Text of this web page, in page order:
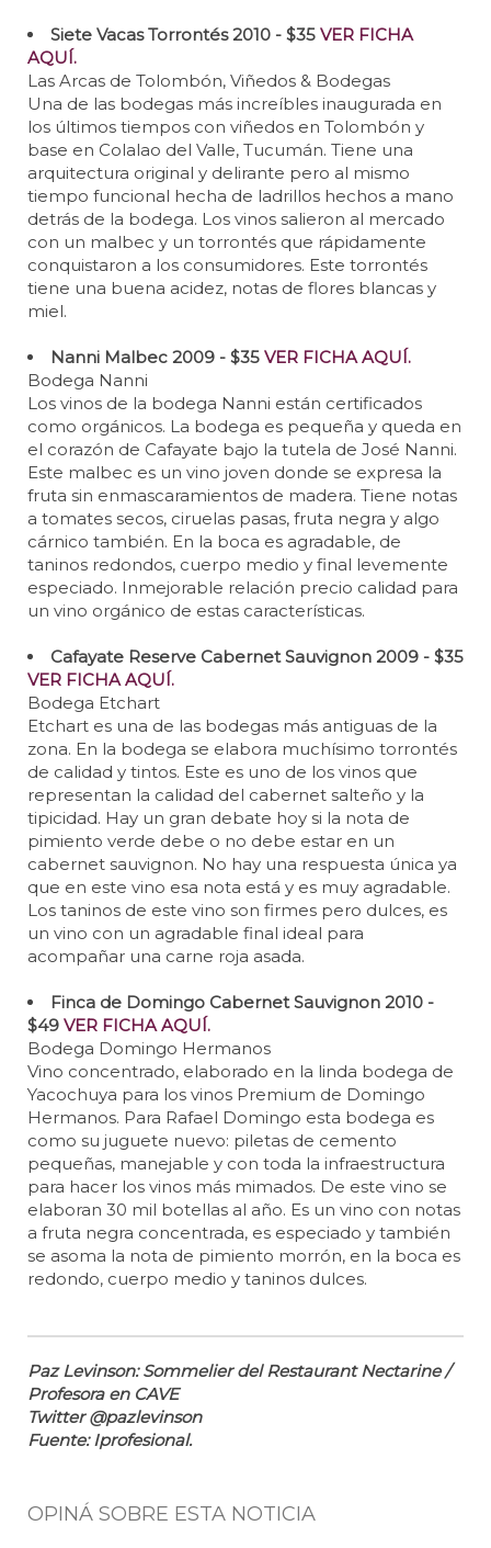
Siete Vacas Torrontés 2010 - $35 VER FICHA
AQUÍ.
Las Arcas de Tolombón, Viñedos & Bodegas
Una de las bodegas más increíbles inaugurada en
los últimos tiempos con viñedos en Tolombón y
base en Colalao del Valle, Tucumán. Tiene una
arquitectura original y delirante pero al mismo
tiempo funcional hecha de ladrillos hechos a mano
detrás de la bodega. Los vinos salieron al mercado
con un malbec y un torrontés que rápidamente
conquistaron a los consumidores. Este torrontés
tiene una buena acidez, notas de flores blancas y
miel.
Nanni Malbec 2009 - $35 VER FICHA AQUÍ.
Bodega Nanni
Los vinos de la bodega Nanni están certificados
como orgánicos. La bodega es pequeña y queda en
el corazón de Cafayate bajo la tutela de José Nanni.
Este malbec es un vino joven donde se expresa la
fruta sin enmascaramientos de madera. Tiene notas
a tomates secos, ciruelas pasas, fruta negra y algo
cárnico también. En la boca es agradable, de
taninos redondos, cuerpo medio y final levemente
especiado. Inmejorable relación precio calidad para
un vino orgánico de estas características.
Cafayate Reserve Cabernet Sauvignon 2009 - $35
VER FICHA AQUÍ.
Bodega Etchart
Etchart es una de las bodegas más antiguas de la
zona. En la bodega se elabora muchísimo torrontés
de calidad y tintos. Este es uno de los vinos que
representan la calidad del cabernet salteño y la
tipicidad. Hay un gran debate hoy si la nota de
pimiento verde debe o no debe estar en un
cabernet sauvignon. No hay una respuesta única ya
que en este vino esa nota está y es muy agradable.
Los taninos de este vino son firmes pero dulces, es
un vino con un agradable final ideal para
acompañar una carne roja asada.
Finca de Domingo Cabernet Sauvignon 2010 -
$49 VER FICHA AQUÍ.
Bodega Domingo Hermanos
Vino concentrado, elaborado en la linda bodega de
Yacochuya para los vinos Premium de Domingo
Hermanos. Para Rafael Domingo esta bodega es
como su juguete nuevo: piletas de cemento
pequeñas, manejable y con toda la infraestructura
para hacer los vinos más mimados. De este vino se
elaboran 30 mil botellas al año. Es un vino con notas
a fruta negra concentrada, es especiado y también
se asoma la nota de pimiento morrón, en la boca es
redondo, cuerpo medio y taninos dulces.
Paz Levinson: Sommelier del Restaurant Nectarine /
Profesora en CAVE
Twitter @pazlevinson
Fuente: Iprofesional.
OPINÁ SOBRE ESTA NOTICIA